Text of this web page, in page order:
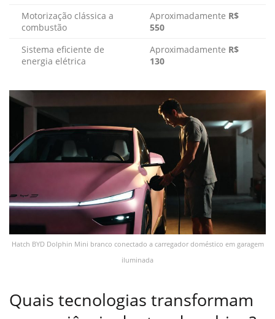
Motorização clássica a
combustão
Aproximadamente R$
550
Sistema eficiente de
energia elétrica
Aproximadamente R$
130
Hatch BYD Dolphin Mini branco conectado a carregador doméstico em garagem
iluminada
Quais tecnologias transformam